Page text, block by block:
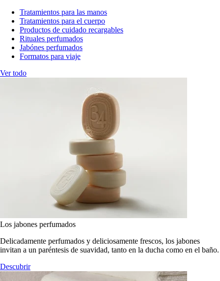
Tratamientos para las manos
Tratamientos para el cuerpo
Productos de cuidado recargables
Rituales perfumados
Jabónes perfumados
Formatos para viaje
Ver todo
Los jabones perfumados
Delicadamente perfumados y deliciosamente frescos, los jabones
invitan a un paréntesis de suavidad, tanto en la ducha como en el baño.
Descubrir